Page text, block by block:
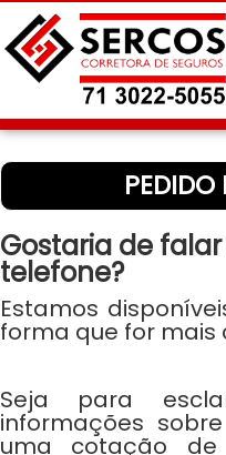
Home
Cotações
Informações
▼
A Empresa
Contatos▼
Gostaria de
telefone?
Estamos
forma que for mais
Seja para
informações
uma cotação